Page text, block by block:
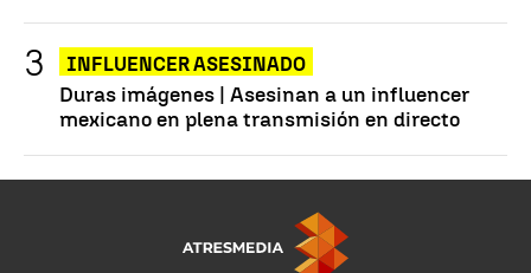
INFLUENCER ASESINADO
Duras imágenes | Asesinan a un influencer
mexicano en plena transmisión en directo